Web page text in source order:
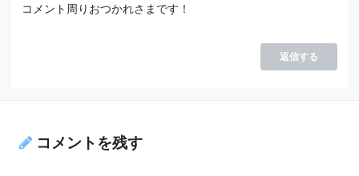
コメント周りおつかれさまです！
返信する
コメントを残す